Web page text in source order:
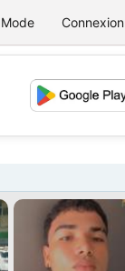
Mode Connexion